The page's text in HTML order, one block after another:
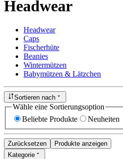
Headwear
Headwear
Caps
Fischerhüte
Beanies
Wintermützen
Babymützen & Lätzchen
Sortieren nach
Wähle eine Sortierungsoption
Beliebte Produkte
Neuheiten
Zurücksetzen
Produkte anzeigen
Kategorie